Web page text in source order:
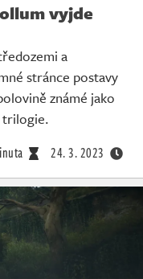
vyjde
a
stránce postavy
známé jako
trilogie.
24. 3. 2023